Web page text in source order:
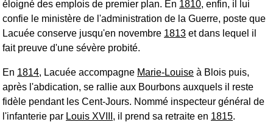
éloigné des emplois de premier plan. En 1810, enfin, il lui
confie le ministère de l'administration de la Guerre, poste que
Lacuée conserve jusqu'en novembre 1813 et dans lequel il
fait preuve d'une sévère probité.
En 1814, Lacuée accompagne Marie-Louise à Blois puis,
après l'abdication, se rallie aux Bourbons auxquels il reste
fidèle pendant les Cent-Jours. Nommé inspecteur général de
l'infanterie par Louis XVIII , il prend sa retraite en 1815.